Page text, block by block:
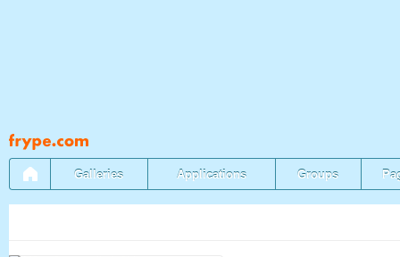
Pāriet
uz
saturu
Galleries Applications Groups